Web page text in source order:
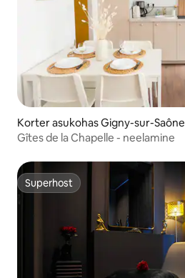
Korter asukohas Gigny-sur-Saône
Gîtes de la Chapelle - neelamine
Superhost
Superhost